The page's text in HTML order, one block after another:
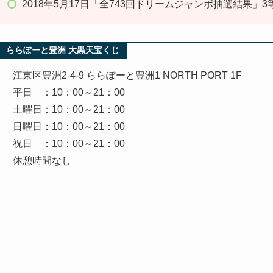
2018年5月17日「全743回ドリームジャンボ抽選結果」3
ららぽーと豊洲 大黒天宝くじ
江東区豊洲2-4-9 ららぽーと豊洲1 NORTH PORT 1F
平日 ：10：00～21：00
土曜日：10：00～21：00
日曜日：10：00～21：00
祝日 ：10：00～21：00
休憩時間なし